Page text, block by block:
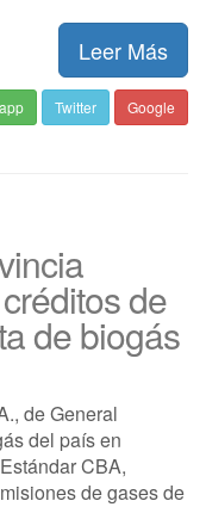
Leer Más
Twitter Google
de
de biogás
de General
del país en
CBA,
de gases de